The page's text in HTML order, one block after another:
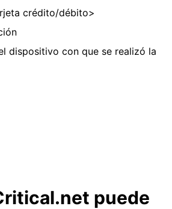
crédito/débito>
dispositivo con que se realizó la
puede